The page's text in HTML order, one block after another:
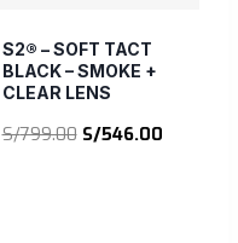
S2® – SOFT TACT
BLACK – SMOKE +
CLEAR LENS
S/799.00 El
S/546.00El